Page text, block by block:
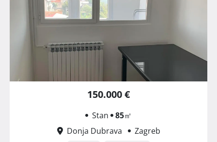
150.000 €
Stan 85㎡
Donja Dubrava
Zagreb